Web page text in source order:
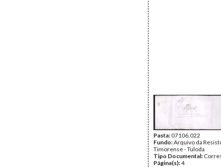
Pasta:07106.022
Fundo:Arquivo da
Timorense - Tuloda
Tipo Documental:
Página(s):4